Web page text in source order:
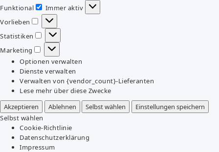
Funktional
Funktional
Immer aktiv
Vorlieben
Vorlieben
Statistiken
Statistiken
Marketing
Marketing
Optionen verwalten
Dienste verwalten
Verwalten von {vendor_count}-Lieferanten
Lese mehr über diese Zwecke
Akzeptieren
Ablehnen Selbst wählen
Einstellungen speichern
Selbst wählen
Cookie-Richtlinie
Datenschutzerklärung
Impressum